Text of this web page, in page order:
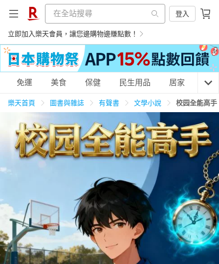
登入
立即加入樂天會員，讓您邊購物邊賺點數！
購物網分類
天天免運 美食蛋糕 養生保健 民生用品
運動休閒
女裝 男裝 情趣用品
日本購物 電子/紙本書
免運 美食 保健 民生用品 居家 3C
樂天首頁 圖書與雜誌 有聲書 文學小說 校园全能高手